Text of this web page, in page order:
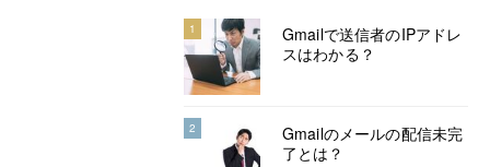
1
Gmailで送信者のIPアドレ
スはわかる？
2
Gmailのメールの配信未完
了とは？